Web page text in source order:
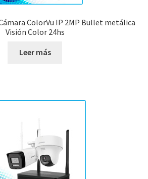
ColorVu IP 2MP Bullet metálica
Visión Color 24hs
Leer más